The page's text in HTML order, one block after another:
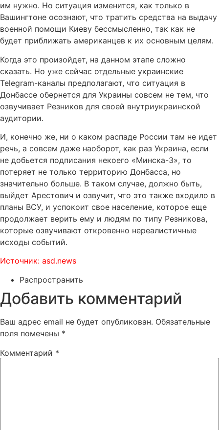
им нужно. Но ситуация изменится, как только в
Вашингтоне осознают, что тратить средства на выдачу
военной помощи Киеву бессмысленно, так как не
будет приближать американцев к их основным целям.
Когда это произойдет, на данном этапе сложно
сказать. Но уже сейчас отдельные украинские
Telegram-каналы предполагают, что ситуация в
Донбассе обернется для Украины совсем не тем, что
озвучивает Резников для своей внутриукраинской
аудитории.
И, конечно же, ни о каком распаде России там не идет
речь, а совсем даже наоборот, как раз Украина, если
не добьется подписания некоего «Минска-3», то
потеряет не только территорию Донбасса, но
значительно больше. В таком случае, должно быть,
выйдет Арестович и озвучит, что это также входило в
планы ВСУ, и успокоит свое население, которое еще
продолжает верить ему и людям по типу Резникова,
которые озвучивают откровенно нереалистичные
исходы событий.
Источник: asd.news
Распространить
Добавить комментарий
Ваш адрес email не будет опубликован. Обязательные
поля помечены *
Комментарий *